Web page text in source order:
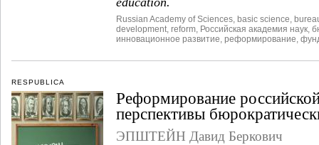
Russian Academy of Sciences basic science
development reform Российская академия наук
инновационное развитие реформирование
RESPUBLICA
Реформирование
перспективы
ЭПШТЕЙН Давид Беркович